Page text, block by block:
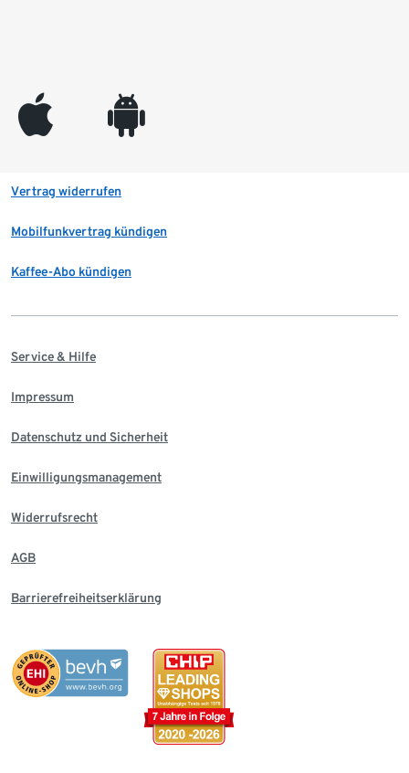
appleinc android
Vertrag widerrufen
Mobilfunkvertrag kündigen
Kaffee-Abo kündigen
Service & Hilfe
Impressum
Datenschutz und Sicherheit
Einwilligungsmanagement
Widerrufsrecht
AGB
Barrierefreiheitserklärung